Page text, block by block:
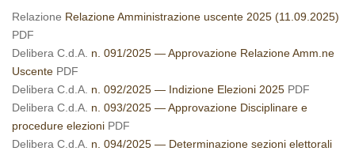
Relazione Relazione Amministrazione uscente 2025 (11.09.2025)
PDF
Delibera C.d.A. n. 091/2025 — Approvazione Relazione Amm.ne
Uscente PDF
Delibera C.d.A. n. 092/2025 — Indizione Elezioni 2025 PDF
Delibera C.d.A. n. 093/2025 — Approvazione Disciplinare e
procedure elezioni PDF
Delibera C.d.A. n. 094/2025 — Determinazione sezioni elettorali